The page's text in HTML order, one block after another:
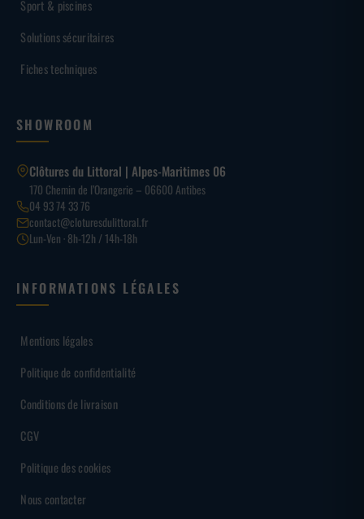
Sport & piscines
Solutions sécuritaires
Fiches techniques
SHOWROOM
Clôtures du Littoral | Alpes-Maritimes 06
170 Chemin de l’Orangerie – 06600 Antibes
04 93 74 33 76
contact@cloturesdulittoral.fr
Lun-Ven · 8h-12h / 14h-18h
INFORMATIONS LÉGALES
Mentions légales
Politique de confidentialité
Conditions de livraison
CGV
Politique des cookies
Nous contacter